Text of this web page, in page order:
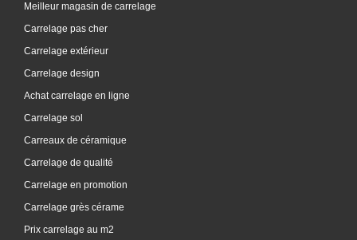
Meilleur magasin de carrelage
Carrelage pas cher
Carrelage extérieur
Carrelage design
Achat carrelage en ligne
Carrelage sol
Carreaux de céramique
Carrelage de qualité
Carrelage en promotion
Carrelage grès cérame
Prix carrelage au m2